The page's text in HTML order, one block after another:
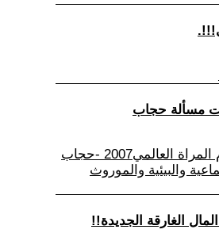
ملف 8 اذار / مارس يوم المراة العالمي2007 -حجاب
والبيئية والموروث